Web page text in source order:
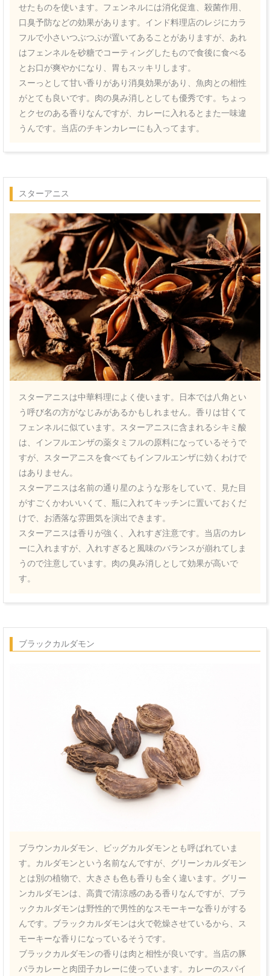
せたものを使います。フェンネルには消化促進、殺菌作用、
口臭予防などの効果があります。インド料理店のレジにカラ
フルで小さいつぶつぶが置いてあることがありますが、あれ
はフェンネルを砂糖でコーティングしたもので食後に食べる
とお口が爽やかになり、胃もスッキリします。
スーっとして甘い香りがあり消臭効果があり、魚肉との相性
がとても良いです。肉の臭み消しとしても優秀です。ちょっ
とクセのある香りなんですが、カレーに入れるとまた一味違
うんです。当店のチキンカレーにも入ってます。
スターアニス
スターアニスは中華料理によく使います。日本では八角とい
う呼び名の方がなじみがあるかもしれません。香りは甘くて
フェンネルに似ています。スターアニスに含まれるシキミ酸
は、インフルエンザの薬タミフルの原料になっているそうで
すが、スターアニスを食べてもインフルエンザに効くわけで
はありません。
スターアニスは名前の通り星のような形をしていて、見た目
がすごくかわいいくて、瓶に入れてキッチンに置いておくだ
けで、お洒落な雰囲気を演出できます。
スターアニスは香りが強く、入れすぎ注意です。当店のカレ
ーに入れますが、入れすぎると風味のバランスが崩れてしま
うので注意しています。肉の臭み消しとして効果が高いで
す。
ブラックカルダモン
ブラウンカルダモン、ビッグカルダモンとも呼ばれていま
す。カルダモンという名前なんですが、グリーンカルダモン
とは別の植物で、大きさも色も香りも全く違います。グリー
ンカルダモンは、高貴で清涼感のある香りなんですが、ブラ
ックカルダモンは野性的で男性的なスモーキーな香りがする
んです。ブラックカルダモンは火で乾燥させているから、ス
モーキーな香りになっているそうです。
ブラックカルダモンの香りは肉と相性が良いです。当店の豚
バラカレーと肉団子カレーに使っています。カレーのスパイ